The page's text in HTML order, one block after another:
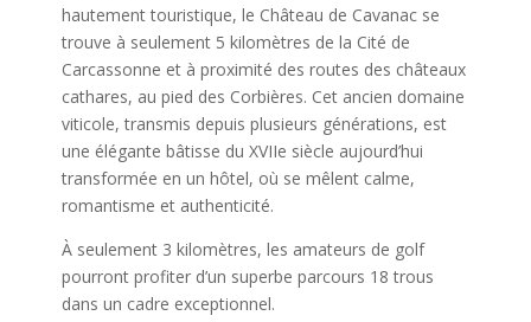
hautement touristique, le Château de Cavanac se
trouve à seulement 5 kilomètres de la Cité de
Carcassonne et à proximité des routes des châteaux
cathares, au pied des Corbières. Cet ancien domaine
viticole, transmis depuis plusieurs générations, est
une élégante bâtisse du XVIIe siècle aujourd’hui
transformée en un hôtel, où se mêlent calme,
romantisme et authenticité.
À seulement 3 kilomètres, les amateurs de golf
pourront profiter d’un superbe parcours 18 trous
dans un cadre exceptionnel.